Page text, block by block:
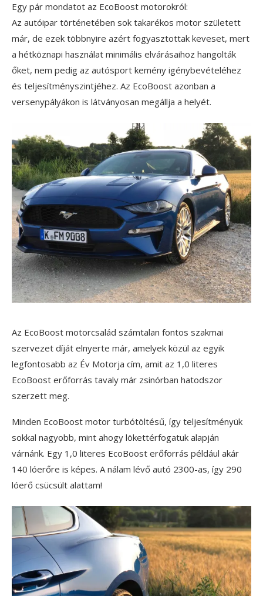
Egy pár mondatot az EcoBoost motorokról:
Az autóipar történetében sok takarékos motor született
már, de ezek többnyire azért fogyasztottak keveset, mert
a hétköznapi használat minimális elvárásaihoz hangolták
őket, nem pedig az autósport kemény igénybevételéhez
és teljesítményszintjéhez. Az EcoBoost azonban a
versenypályákon is látványosan megállja a helyét.
Az EcoBoost motorcsalád számtalan fontos szakmai
szervezet díját elnyerte már, amelyek közül az egyik
legfontosabb az Év Motorja cím, amit az 1,0 literes
EcoBoost erőforrás tavaly már zsinórban hatodszor
szerzett meg.
Minden EcoBoost motor turbótöltésű, így teljesítményük
sokkal nagyobb, mint ahogy lökettérfogatuk alapján
várnánk. Egy 1,0 literes EcoBoost erőforrás például akár
140 lóerőre is képes. A nálam lévő autó 2300-as, így 290
lóerő csücsült alattam!